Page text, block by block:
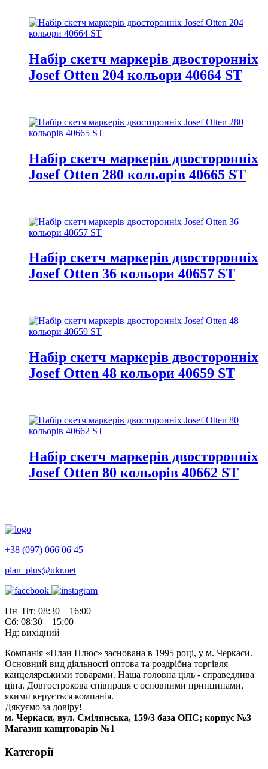
Набір скетч маркерів двосторонніх
Josef Otten 204 кольори 40664 ST
Набір скетч маркерів двосторонніх
Josef Otten 280 кольорів 40665 ST
Набір скетч маркерів двосторонніх
Josef Otten 36 кольори 40657 ST
Набір скетч маркерів двосторонніх
Josef Otten 48 кольори 40659 ST
Набір скетч маркерів двосторонніх
Josef Otten 80 кольорів 40662 ST
+38 (097) 066 06 45
plan_plus@ukr.net
Пн–Пт: 08:30 – 16:00
Сб: 08:30 – 15:00
Нд: вихідний
Компанія «План Плюс» заснована в 1995 році, у м. Черкаси.
Основний вид діяльності оптова та роздрібна торгівля
канцелярськими товарами. Наша головна ціль - справедлива
ціна. Довгострокова співпраця є основними принципами,
якими керується компанія.
Дякуємо за довіру!
м. Черкаси, вул. Смілянська, 159/3 база ОПС; корпус №3
Магазин канцтоварів №1
Категорії